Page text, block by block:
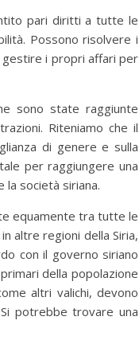
pari diritti a tutte le
Possono risolvere i
gestire i propri affari per
sono state raggiunte
Riteniamo che il
di genere e sulla
per raggiungere una
la società siriana.
equamente tra tutte le
altre regioni della Siria,
con il governo siriano
della popolazione
altri valichi, devono
potrebbe trovare una